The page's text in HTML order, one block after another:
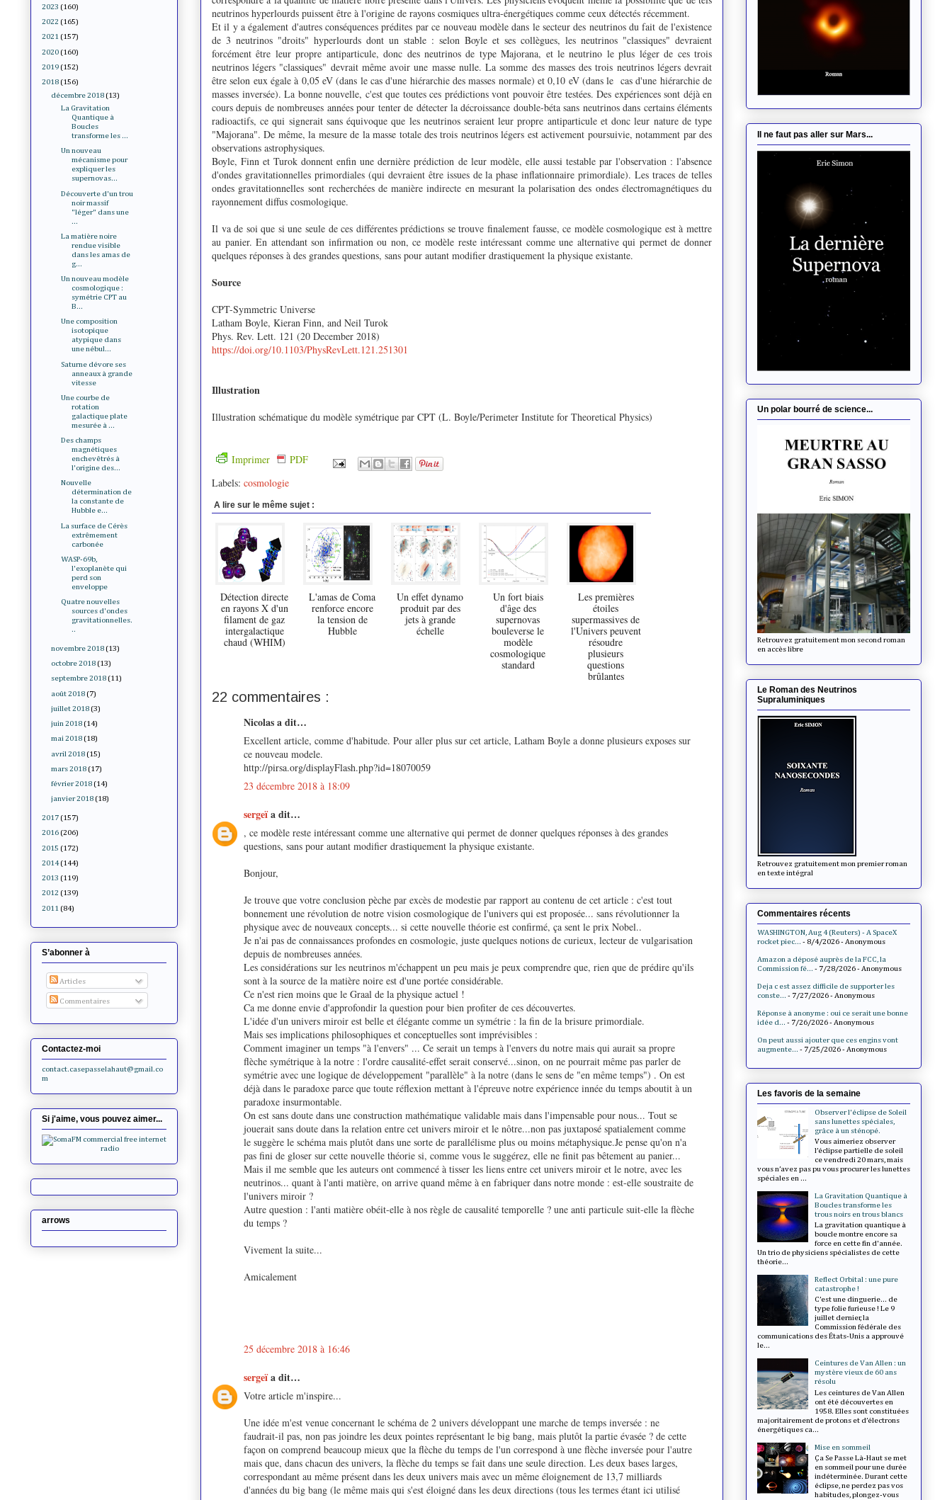
neutrinos hyperlourds puissent être à l'origine de rayons cosmiques ultra-énergétiques comme ceux détectés récemment.
Et il y a également d'autres conséquences prédites par ce nouveau modèle dans le secteur des neutrinos du fait de l'existence
de 3 neutrinos "droits" hyperlourds dont un stable : selon Boyle et ses collègues, les neutrinos "classiques" devraient
forcément être leur propre antiparticule, donc des neutrinos de type Majorana, et le neutrino le plus léger de ces trois
neutrinos légers "classiques" devrait même avoir une masse nulle. La somme des masses des trois neutrinos légers devrait
être selon eux égale à 0,05 eV (dans le cas d'une hiérarchie des masses normale) et 0,10 eV (dans le cas d'une hiérarchie de
masses inversée). La bonne nouvelle, c'est que toutes ces prédictions vont pouvoir être testées. Des expériences sont déjà en
cours depuis de nombreuses années pour tenter de détecter la décroissance double-béta sans neutrinos dans certains éléments
radioactifs, ce qui signerait sans équivoque que les neutrinos seraient leur propre antiparticule et donc leur nature de type
"Majorana". De même, la mesure de la masse totale des trois neutrinos légers est activement poursuivie, notamment par des
observations astrophysiques.
Boyle, Finn et Turok donnent enfin une dernière prédiction de leur modèle, elle aussi testable par l'observation : l'absence
d'ondes gravitationnelles primordiales (qui devraient être issues de la phase inflationnaire primordiale). Les traces de telles
ondes gravitationnelles sont recherchées de manière indirecte en mesurant la polarisation des ondes électromagnétiques du
rayonnement diffus cosmologique.
Il va de soi que si une seule de ces différentes prédictions se trouve finalement fausse, ce modèle cosmologique est à mettre
au panier. En attendant son infirmation ou non, ce modèle reste intéressant comme une alternative qui permet de donner
quelques réponses à des grandes questions, sans pour autant modifier drastiquement la physique existante.
Source
CPT-Symmetric Universe
Latham Boyle, Kieran Finn, and Neil Turok
Phys. Rev. Lett. 121 (20 December 2018)
https://doi.org/10.1103/PhysRevLett.121.251301
Illustration
Illustration schématique du modèle symétrique par CPT (L. Boyle/Perimeter Institute for Theoretical Physics)
Imprimer
PDF
Labels: cosmologie
A lire sur le même sujet :
Détection directe
en rayons X d'un
filament de gaz
intergalactique
chaud (WHIM)
L'amas de Coma
renforce encore
la tension de
Hubble
Un effet dynamo
produit par des
jets à grande
échelle
Un fort biais
d'âge des
supernovas
bouleverse le
modèle
cosmologique
standard
Les premières
étoiles
supermassives de
l'Univers peuvent
résoudre
plusieurs
questions
brûlantes
22 commentaires :
Nicolas a dit…
Excellent article, comme d'habitude. Pour aller plus sur cet article, Latham Boyle a donne plusieurs exposes sur
ce nouveau modele.
http://pirsa.org/displayFlash.php?id=18070059
23 décembre 2018 à 18:09
sergeïa dit…
, ce modèle reste intéressant comme une alternative qui permet de donner quelques réponses à des grandes
questions, sans pour autant modifier drastiquement la physique existante.
Bonjour,
Je trouve que votre conclusion pèche par excès de modestie par rapport au contenu de cet article : c'est tout
bonnement une révolution de notre vision cosmologique de l'univers qui est proposée... sans révolutionner la
physique avec de nouveaux concepts... si cette nouvelle théorie est confirmé, ça sent le prix Nobel..
Je n'ai pas de connaissances profondes en cosmologie, juste quelques notions de curieux, lecteur de vulgarisation
depuis de nombreuses années.
Les considérations sur les neutrinos m'échappent un peu mais je peux comprendre que, rien que de prédire qu'ils
sont à la source de la matière noire est d'une portée considérable.
Ce n'est rien moins que le Graal de la physique actuel !
Ca me donne envie d'approfondir la question pour bien profiter de ces découvertes.
L'idée d'un univers miroir est belle et élégante comme un symétrie : la fin de la brisure primordiale.
Mais ses implications philosophiques et conceptuelles sont imprévisibles :
Comment imaginer un temps "à l'envers" ... Ce serait un temps à l'envers du notre mais qui aurait sa propre
flèche symétrique à la notre : l'ordre causalité-effet serait conservé...sinon, on ne pourrait même pas parler de
symétrie avec une logique de développement "parallèle" à la notre (dans le sens de "en même temps") . On est
déjà dans le paradoxe parce que toute réflexion mettant à l'épreuve notre expérience innée du temps aboutit à un
paradoxe insurmontable.
On est sans doute dans une construction mathématique validable mais dans l'impensable pour nous... Tout se
jouerait sans doute dans la relation entre cet univers miroir et le nôtre...non pas juxtaposé spatialement comme
le suggère le schéma mais plutôt dans une sorte de parallélisme plus ou moins métaphysique.Je pense qu'on n'a
pas fini de gloser sur cette nouvelle théorie si, comme vous le suggérez, elle ne finit pas bêtement au panier...
Mais il me semble que les auteurs ont commencé à tisser les liens entre cet univers miroir et le notre, avec les
neutrinos... quant à l'anti matière, on arrive quand même à en fabriquer dans notre monde : est-elle soustraite de
l'univers miroir ?
Autre question : l'anti matière obéit-elle à nos règle de causalité temporelle ? une anti particule suit-elle la flèche
du temps ?
Vivement la suite...
Amicalement
25 décembre 2018 à 16:46
sergeïa dit…
Votre article m'inspire...
Une idée m'est venue concernant le schéma de 2 univers développant une marche de temps inversée : ne
faudrait-il pas, non pas joindre les deux pointes représentant le big bang, mais plutôt la partie évasée ? de cette
façon on comprend beaucoup mieux que la flèche du temps de l'un correspond à une flèche inversée pour l'autre
mais que, dans chacun des univers, la flèche du temps se fait dans une seule direction. Les deux bases larges,
correspondant au même présent dans les deux univers mais avec un même éloignement de 13,7 milliards
d'années du big bang (le même mais qui s'est éloigné dans les deux directions (tous les termes étant ici utilisé
2023 (160)
2022 (165)
2021 (157)
2020 (160)
2019 (152)
2018 (156)
décembre 2018 (13)
La Gravitation
Quantique à
Boucles
transforme les ...
Un nouveau
mécanisme pour
expliquer les
supernovas...
Découverte d'un trou
noir massif
"léger" dans une
...
La matière noire
rendue visible
dans les amas de
g...
Un nouveau modèle
cosmologique :
symétrie CPT au
B...
Une composition
isotopique
atypique dans
une nébul...
Saturne dévore ses
anneaux à grande
vitesse
Une courbe de
rotation
galactique plate
mesurée à ...
Des champs
magnétiques
enchevêtrés à
l'origine des...
Nouvelle
détermination de
la constante de
Hubble e...
La surface de Cérès
extrêmement
carbonée
WASP-69b,
l'exoplanète qui
perd son
enveloppe
Quatre nouvelles
sources d'ondes
gravitationnelles.
..
novembre 2018 (13)
octobre 2018 (13)
septembre 2018 (11)
août 2018 (7)
juillet 2018 (3)
juin 2018 (14)
mai 2018 (18)
avril 2018 (15)
mars 2018 (17)
février 2018 (14)
janvier 2018 (18)
2017 (157)
2016 (206)
2015 (172)
2014 (144)
2013 (119)
2012 (139)
2011 (84)
S’abonner à
Articles
Commentaires
Contactez-moi
contact.casepasselahaut@gmail.co
m
Si j'aime, vous pouvez aimer...
arrows
Il ne faut pas aller sur Mars...
Un polar bourré de science...
Retrouvez gratuitement mon second roman
en accès libre
Le Roman des Neutrinos
Supraluminiques
Retrouvez gratuitement mon premier roman
en texte intégral
Commentaires récents
WASHINGTON, Aug 4 (Reuters) - A SpaceX
rocket piec... - 8/4/2026- Anonymous
Amazon a déposé auprès de la FCC, la
Commission fé... - 7/28/2026- Anonymous
Deja c est assez difficile de supporter les
conste... - 7/27/2026- Anonymous
Réponse à anonyme : oui ce serait une bonne
idée d... - 7/26/2026- Anonymous
On peut aussi ajouter que ces engins vont
augmente... - 7/25/2026- Anonymous
Les favoris de la semaine
Observer l'éclipse de Soleil
sans lunettes spéciales,
grâce à un sténopé.
Vous aimeriez observer
l’éclipse partielle de soleil
ce vendredi 20 mars, mais
vous n’avez pas pu vous procurer les lunettes
spéciales en ...
La Gravitation Quantique à
Boucles transforme les
trous noirs en trous blancs
La gravitation quantique à
boucle montre encore sa
force en cette fin d'année.
Un trio de physiciens spécialistes de cette
théorie...
Reflect Orbital : une pure
catastrophe !
C’est une dinguerie... de
type folie furieuse ! Le 9
juillet dernier, la
Commission fédérale des
communications des États-Unis a approuvé
le...
Ceintures de Van Allen : un
mystère vieux de 60 ans
résolu
Les ceintures de Van Allen
ont été découvertes en
1958. Elles sont constituées
majoritairement de protons et d’électrons
énergétiques ca...
Mise en sommeil
Ça Se Passe Là-Haut se met
en sommeil pour une durée
indéterminée. Durant cette
éclipse, ne perdez pas vos
habitudes, plongez-vous